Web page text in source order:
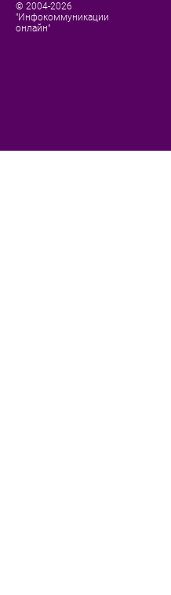
© 2004-2026
"Инфокоммуникации
онлайн"